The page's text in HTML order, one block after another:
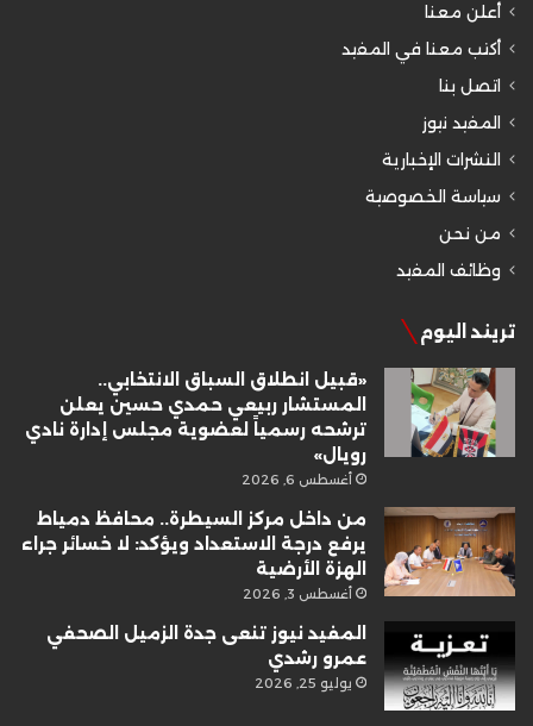
أعلن معنا
أكتب معنا في المفيد
اتصل بنا
المفيد نيوز
النشرات الإخبارية
سياسة الخصوصية
من نحن
وظائف المفيد
تريند اليوم
«قبيل انطلاق السباق الانتخابي..
المستشار ربيعي حمدي حسين يعلن
ترشحه رسمياً لعضوية مجلس إدارة نادي
رويال»
أغسطس 6, 2026
من داخل مركز السيطرة.. محافظ دمياط
يرفع درجة الاستعداد ويؤكد: لا خسائر جراء
الهزة الأرضية
أغسطس 3, 2026
المفيد نيوز تنعى جدة الزميل الصحفي
عمرو رشدي
يوليو 25, 2026